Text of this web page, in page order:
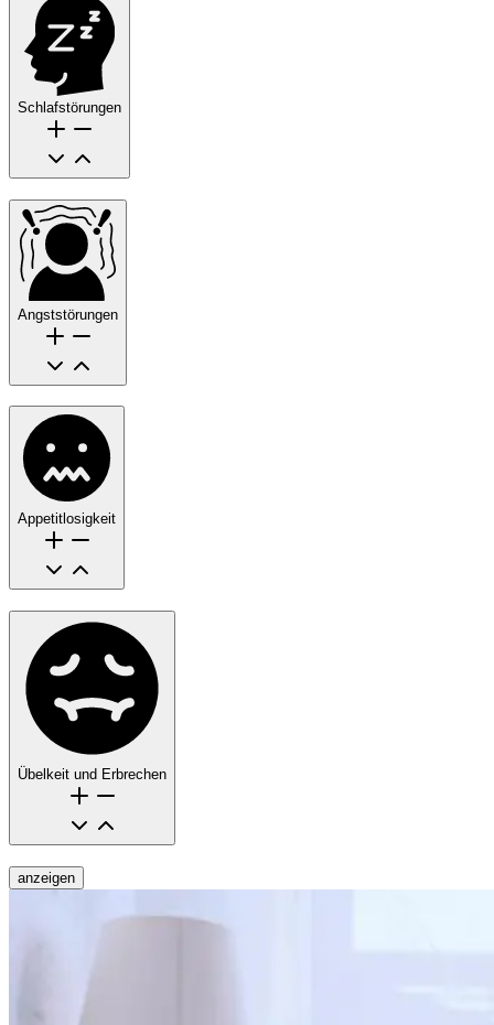
Schlafstörungen
Angststörungen
Appetitlosigkeit
Übelkeit und Erbrechen
anzeigen